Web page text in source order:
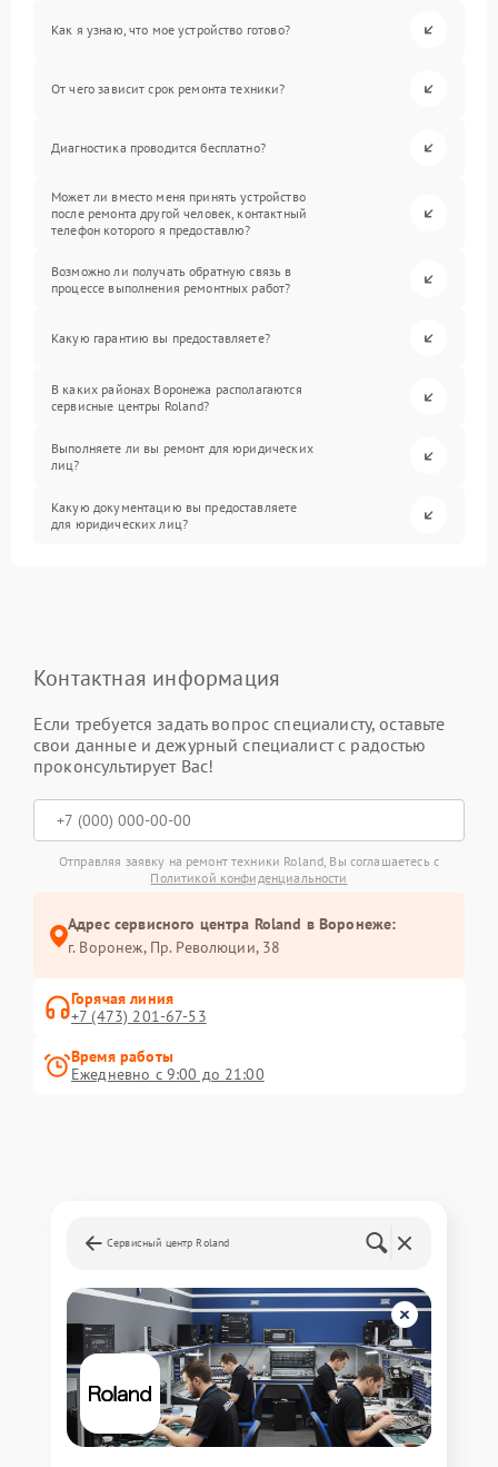
Как я узнаю, что мое устройство готово?
От чего зависит срок ремонта техники?
Диагностика проводится бесплатно?
Может ли вместо меня принять устройство
после ремонта другой человек, контактный
телефон которого я предоставлю?
Возможно ли получать обратную связь в
процессе выполнения ремонтных работ?
Какую гарантию вы предоставляете?
В каких районах Воронежа располагаются
сервисные центры Roland?
Выполняете ли вы ремонт для юридических
лиц?
Какую документацию вы предоставляете
для юридических лиц?
Контактная информация
Если требуется задать вопрос специалисту, оставьте
свои данные и дежурный специалист с радостью
проконсультирует Вас!
Отправляя заявку на ремонт техники Roland, Вы соглашаетесь с
Политикой конфиденциальности
Адрес сервисного центра Roland в Воронеже:
г. Воронеж, Пр. Революции, 38
Горячая линия
+7 (473) 201-67-53
Время работы
Ежедневно с 9:00 до 21:00
Сервисный центр Roland